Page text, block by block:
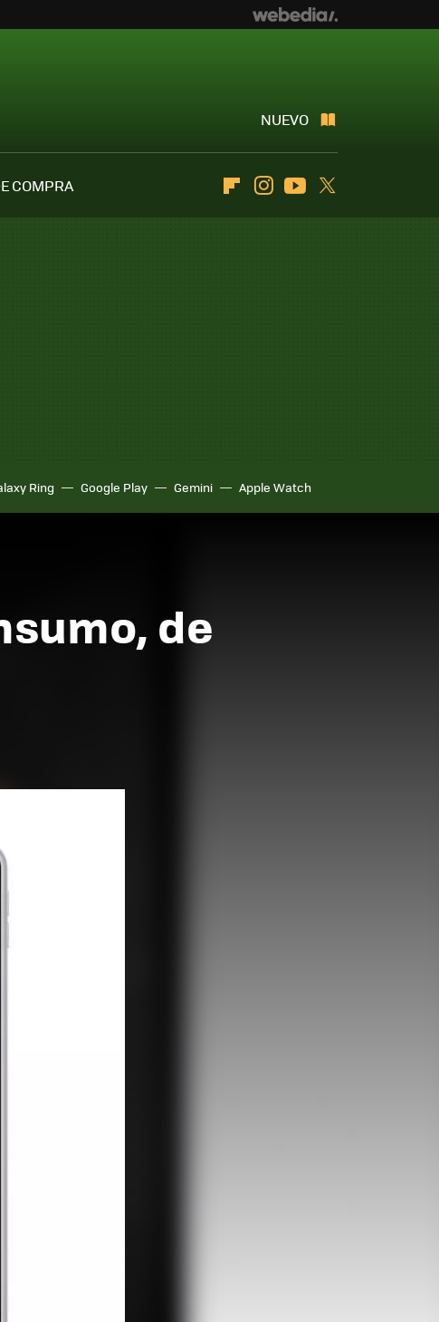
NUEVO
COMPRA
FlipboardInstagramYoutube
Ring Google Play Gemini Apple Watch
de